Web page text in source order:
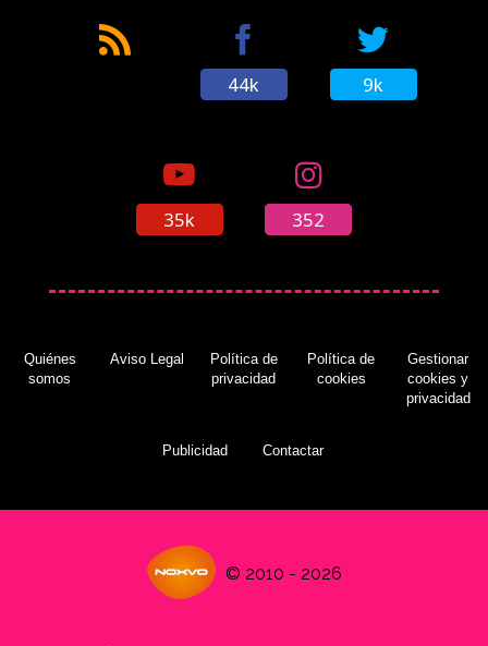
44k 9k
35k 352
Quiénes
somos
Aviso Legal
Política de
privacidad
Política de
cookies
Gestionar
cookies y
privacidad
Publicidad Contactar
© 2010 - 2026